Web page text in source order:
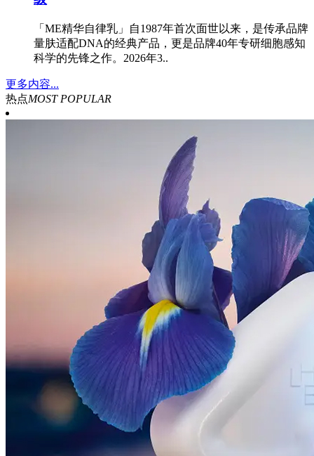
「ME精华自律乳」自1987年首次面世以来，是传承品牌
量肤适配DNA的经典产品，更是品牌40年专研细胞感知
科学的先锋之作。2026年3..
更多内容...
热点MOST POPULAR